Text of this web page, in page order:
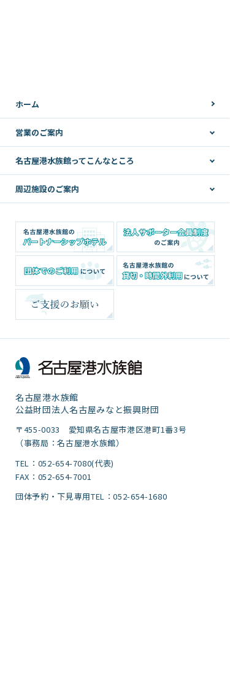
ホーム
営業のご案内
名古屋港水族館ってこんなところ
周辺施設のご案内
名古屋港水族館
公益財団法人名古屋みなと振興財団
〒455-0033 愛知県名古屋市港区港町1番3号
（事務局：名古屋港水族館）
TEL：052-654-7080(代表)
FAX：052-654-7001
団体予約・下見専用TEL：052-654-1680